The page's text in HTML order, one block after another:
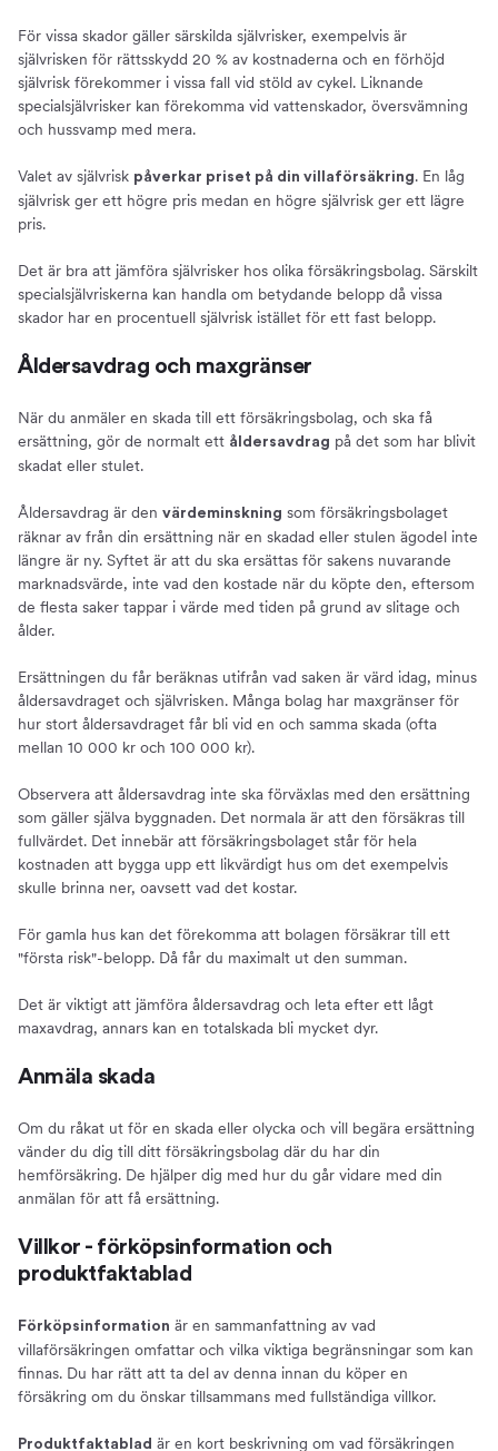
För vissa skador gäller särskilda självrisker, exempelvis är
självrisken för rättsskydd 20 % av kostnaderna och en förhöjd
självrisk förekommer i vissa fall vid stöld av cykel. Liknande
specialsjälvrisker kan förekomma vid vattenskador, översvämning
och hussvamp med mera.
Valet av självrisk påverkar priset på din villaförsäkring. En låg
självrisk ger ett högre pris medan en högre självrisk ger ett lägre
pris.
Det är bra att jämföra självrisker hos olika försäkringsbolag. Särskilt
specialsjälvriskerna kan handla om betydande belopp då vissa
skador har en procentuell självrisk istället för ett fast belopp.
Åldersavdrag och maxgränser
När du anmäler en skada till ett försäkringsbolag, och ska få
ersättning, gör de normalt ett åldersavdrag på det som har blivit
skadat eller stulet.
Åldersavdrag är den värdeminskning som försäkringsbolaget
räknar av från din ersättning när en skadad eller stulen ägodel inte
längre är ny. Syftet är att du ska ersättas för sakens nuvarande
marknadsvärde, inte vad den kostade när du köpte den, eftersom
de flesta saker tappar i värde med tiden på grund av slitage och
ålder.
Ersättningen du får beräknas utifrån vad saken är värd idag, minus
åldersavdraget och självrisken. Många bolag har maxgränser för
hur stort åldersavdraget får bli vid en och samma skada (ofta
mellan 10 000 kr och 100 000 kr).
Observera att åldersavdrag inte ska förväxlas med den ersättning
som gäller själva byggnaden. Det normala är att den försäkras till
fullvärdet. Det innebär att försäkringsbolaget står för hela
kostnaden att bygga upp ett likvärdigt hus om det exempelvis
skulle brinna ner, oavsett vad det kostar.
För gamla hus kan det förekomma att bolagen försäkrar till ett
"första risk"-belopp. Då får du maximalt ut den summan.
Det är viktigt att jämföra åldersavdrag och leta efter ett lågt
maxavdrag, annars kan en totalskada bli mycket dyr.
Anmäla skada
Om du råkat ut för en skada eller olycka och vill begära ersättning
vänder du dig till ditt försäkringsbolag där du har din
hemförsäkring. De hjälper dig med hur du går vidare med din
anmälan för att få ersättning.
Villkor - förköpsinformation och
produktfaktablad
Förköpsinformation är en sammanfattning av vad
villaförsäkringen omfattar och vilka viktiga begränsningar som kan
finnas. Du har rätt att ta del av denna innan du köper en
försäkring om du önskar tillsammans med fullständiga villkor.
Produktfaktablad är en kort beskrivning om vad försäkringen